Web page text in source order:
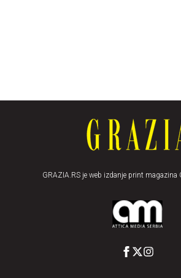
GRAZIA.RS je web izdanje print magazina